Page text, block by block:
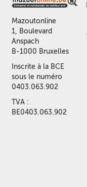
Mazoutonline
1, Boulevard
Anspach
B-1000 Bruxelles
Inscrite à la BCE
sous le numéro
0403.063.902
TVA :
BE0403.063.902